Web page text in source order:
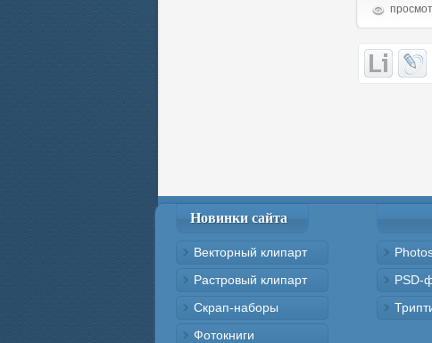
Новинки сайта
Векторный клипарт
Растровый клипарт
Скрап-наборы
Фотокниги
PSD-